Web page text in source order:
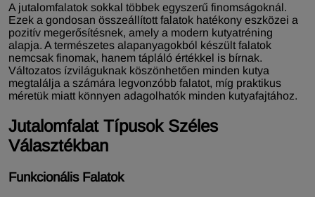
A jutalomfalatok sokkal többek egyszerű finomságoknál.
Ezek a gondosan összeállított falatok hatékony eszközei a
pozitív megerősítésnek, amely a modern kutyatréning
alapja. A természetes alapanyagokból készült falatok
nemcsak finomak, hanem tápláló értékkel is bírnak.
Változatos ízviláguknak köszönhetően minden kutya
megtalálja a számára legvonzóbb falatot, míg praktikus
méretük miatt könnyen adagolhatók minden kutyafajtához.
Jutalomfalat Típusok Széles
Választékban
Funkcionális Falatok